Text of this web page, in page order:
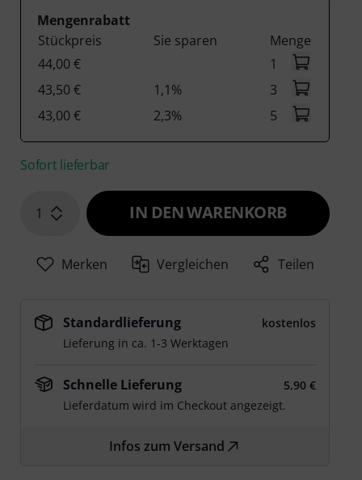
Mengenrabatt
Stückpreis
Sie sparen
Menge
44,00 €
1
43,50 €
1,1%
3
43,00 €
2,3% 5
Sofort lieferbar
1 IN DEN WARENKORB
Merken Vergleichen Teilen
Standardlieferung
kostenlos
Lieferung in ca. 1-3 Werktagen
Schnelle Lieferung
5,90 €
Lieferdatum wird im Checkout angezeigt.
Infos zum Versand